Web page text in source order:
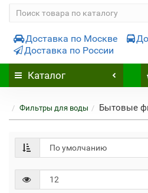
Доставка по Москве
Доставка по России
Каталог
Фильтры для воды Бытовые